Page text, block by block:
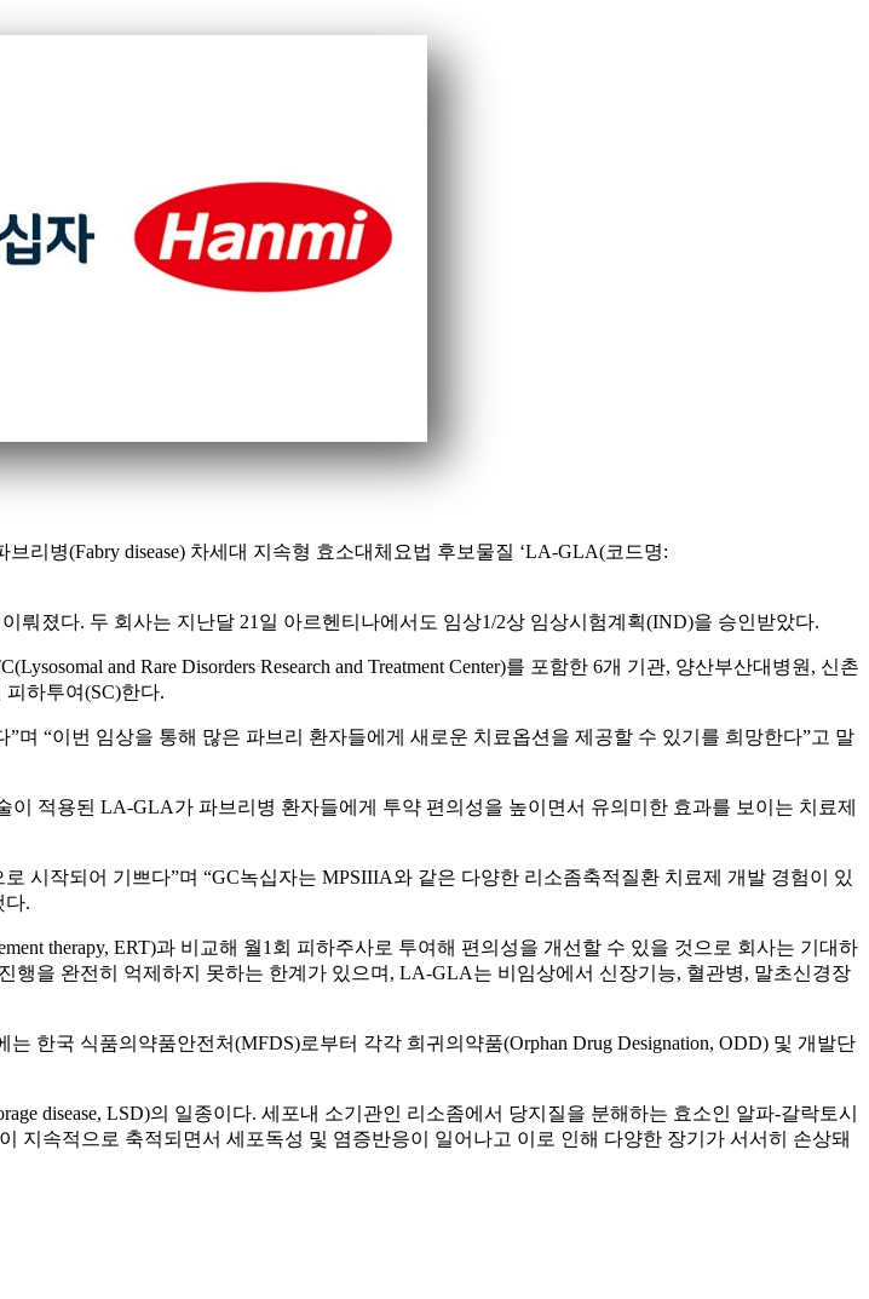
리병(Fabry disease) 차세대 지속형 효소대체요법 후보물질 ‘LA-GLA(코드명:
뤄졌다. 두 회사는 지난달 21일 아르헨티나에서도 임상1/2상 임상시험계획(IND)을 승인받았다.
and Rare Disorders Research and Treatment Center)를 포함한 6개 기관, 양산부산대병원, 신촌
하투여(SC)한다.
“이번 임상을 통해 많은 파브리 환자들에게 새로운 치료옵션을 제공할 수 있기를 희망한다”고 말
적용된 LA-GLA가 파브리병 환자들에게 투약 편의성을 높이면서 유의미한 효과를 보이는 치료제
시작되어 기쁘다”며 “GC녹십자는 MPSIIIA와 같은 다양한 리소좀축적질환 치료제 개발 경험이 있
다.
therapy, ERT)과 비교해 월1회 피하주사로 투여해 편의성을 개선할 수 있을 것으로 회사는 기대하
행을 완전히 억제하지 못하는 한계가 있으며, LA-GLA는 비임상에서 신장기능, 혈관병, 말초신경장
한국 식품의약품안전처(MFDS)로부터 각각 희귀의약품(Orphan Drug Designation, ODD) 및 개발단
disease, LSD)의 일종이다. 세포내 소기관인 리소좀에서 당지질을 분해하는 효소인 알파-갈락토시
지속적으로 축적되면서 세포독성 및 염증반응이 일어나고 이로 인해 다양한 장기가 서서히 손상돼